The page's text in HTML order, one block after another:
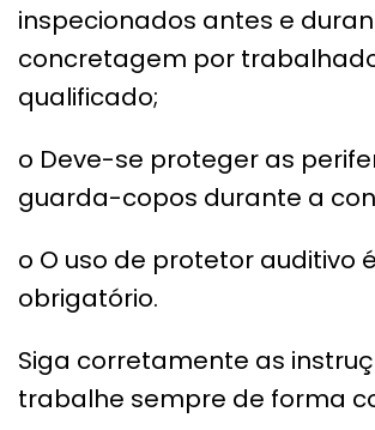
inspecionados antes e
concretagem por
qualificado;
o Deve-se proteger as
guarda-copos durante a
o O uso de protetor auditivo é
obrigatório.
Siga corretamente as
trabalhe sempre de forma